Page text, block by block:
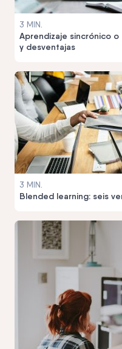
3 MIN.
Aprendizaje sincrónico
y desventajas
3 MIN.
Blended learning: seis